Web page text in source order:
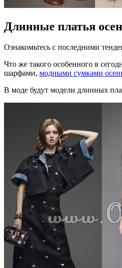
Длинные платья
Ознакомьтесь с последними
Что же такого особенного в
шарфами, модными сумками
В моде будут модели длинных